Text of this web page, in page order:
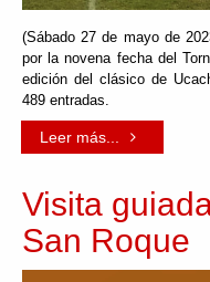
(Sábado 27 de mayo de
por la novena fecha del
edición del clásico de
489 entradas.
Leer más...
Visita
San Roque